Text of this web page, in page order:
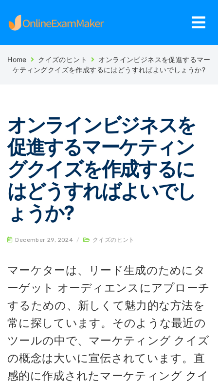
Home クイズのヒント
オンラインビジネスを促進するマー
ケティングクイズを作成するにはどうすればよいでしょうか?
オンラインビジネスを
促進するマーケティン
グクイズを作成するに
はどうすればよいでし
ょうか?
December 29, 2024 / クイズのヒント
マーケターは、リード生成のためにタ
ーゲット オーディエンスにアプローチ
するための、新しくて魅力的な方法を
常に探しています。そのような最近の
ツールの中で、マーケティング クイズ
の概念は大いに宣伝されています。直
感的に作成されたマーケティング クイ